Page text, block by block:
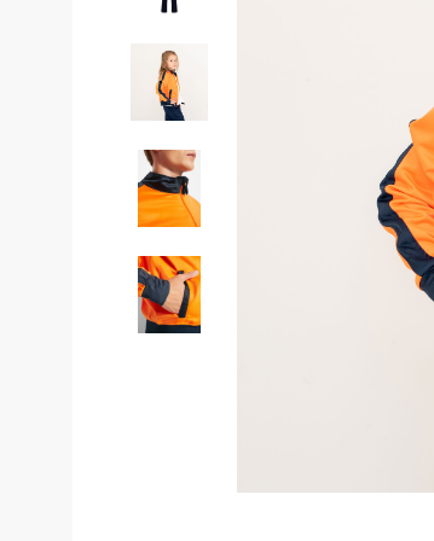
Страховочное оборудование
Наколенники
Сумки и Рюкзаки
Хозинвентарь
Дорожное ограждение
Промышленные пылесосы